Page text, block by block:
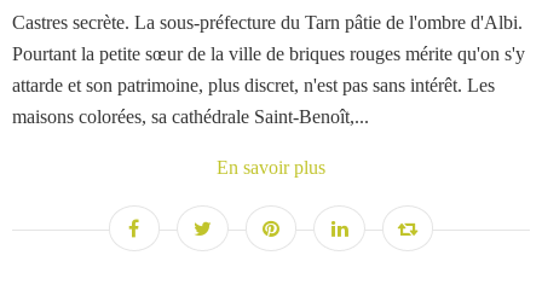
Castres secrète. La sous-préfecture du Tarn pâtie de l'ombre d'Albi.
Pourtant la petite sœur de la ville de briques rouges mérite qu'on s'y
attarde et son patrimoine, plus discret, n'est pas sans intérêt. Les
maisons colorées, sa cathédrale Saint-Benoît,...
En savoir plus